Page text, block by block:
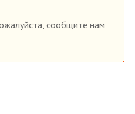
сообщите нам